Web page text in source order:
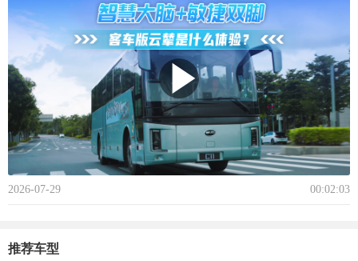
2026-07-29 00:02:03
推荐车型